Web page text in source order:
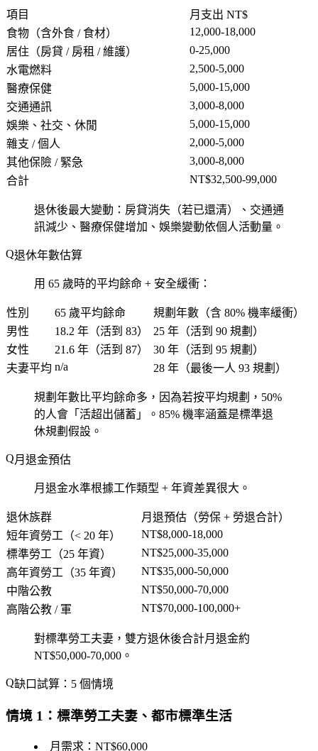
項目
月支出 NT$
食物（含外食 / 食材）
12,000-18,000
居住（房貸 / 房租 / 維護）
0-25,000
水電燃料
2,500-5,000
醫療保健
5,000-15,000
交通通訊
3,000-8,000
娛樂、社交、休閒
5,000-15,000
雜支 / 個人
2,000-5,000
其他保險 / 緊急
3,000-8,000
合計
NT$32,500-99,000
退休後最大變動：房貸消失（若已還清）、交通通
訊減少、醫療保健增加、娛樂變動依個人活動量。
退休年數估算
用 65 歲時的平均餘命 + 安全緩衝：
性別 65 歲平均餘命
規劃年數（含 80% 機率緩衝）
男性
18.2 年（活到 83）
25 年（活到 90 規劃）
女性
21.6 年（活到 87）
30 年（活到 95 規劃）
夫妻平均 n/a 28 年（最後一人 93 規劃）
規劃年數比平均餘命多，因為若按平均規劃，50%
的人會「活超出儲蓄」。85% 機率涵蓋是標準退
休規劃假設。
月退金預估
月退金水準根據工作類型 + 年資差異很大。
退休族群
月退預估（勞保 + 勞退合計）
短年資勞工（< 20 年）
NT$8,000-18,000
標準勞工（25 年資）
NT$25,000-35,000
高年資勞工（35 年資）
NT$35,000-50,000
中階公教
NT$50,000-70,000
高階公教 / 軍
NT$70,000-100,000+
對標準勞工夫妻，雙方退休後合計月退金約
NT$50,000-70,000。
缺口試算：5 個情境
情境 1：標準勞工夫妻、都市標準生活
月需求：NT$60,000